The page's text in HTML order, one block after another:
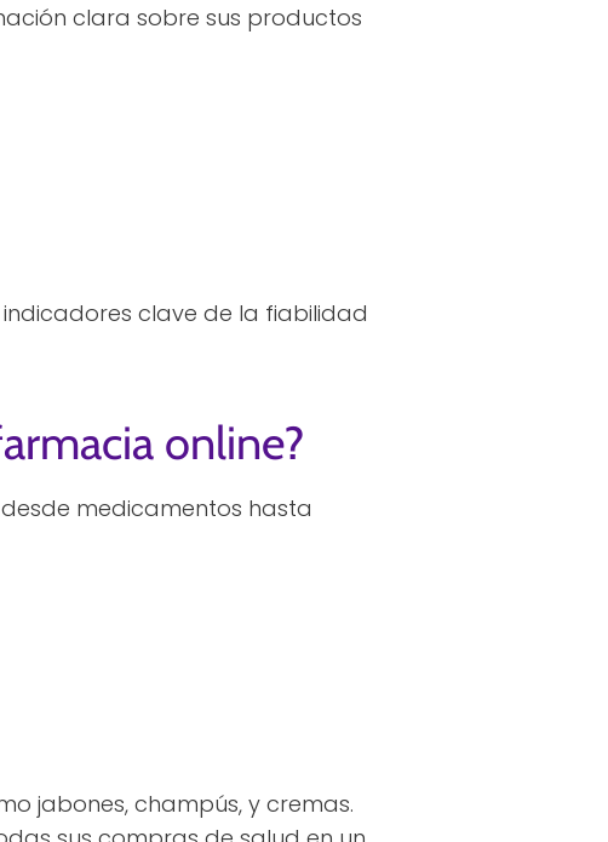
clara sobre sus productos
clave de la fiabilidad
online?
medicamentos hasta
jabones, champús, y cremas.